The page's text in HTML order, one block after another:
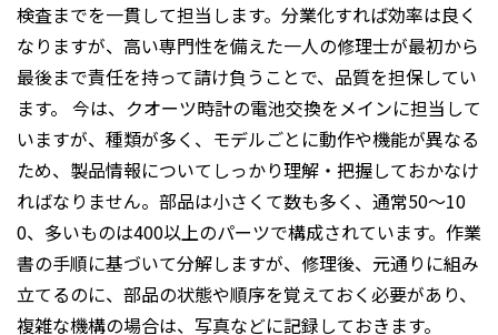
検査までを一貫して担当します。分業化すれば効率は良く
なりますが、高い専門性を備えた一人の修理士が最初から
最後まで責任を持って請け負うことで、品質を担保してい
ます。 今は、クオーツ時計の電池交換をメインに担当して
いますが、種類が多く、モデルごとに動作や機能が異なる
ため、製品情報についてしっかり理解・把握しておかなけ
ればなりません。部品は小さくて数も多く、通常50〜10
0、多いものは400以上のパーツで構成されています。作業
書の手順に基づいて分解しますが、修理後、元通りに組み
立てるのに、部品の状態や順序を覚えておく必要があり、
複雑な機構の場合は、写真などに記録しておきます。